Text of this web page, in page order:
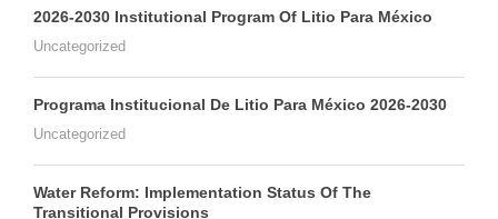
2026-2030 Institutional Program Of Litio Para México
Uncategorized
Programa Institucional De Litio Para México 2026-2030
Uncategorized
Water Reform: Implementation Status Of The
Transitional Provisions